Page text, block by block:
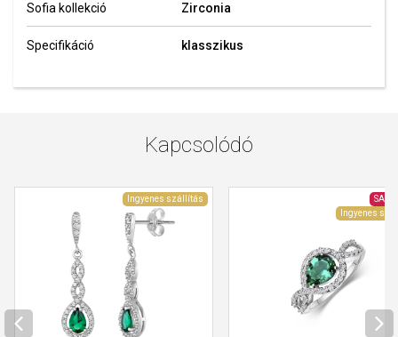
Sofia kollekció Zirconia
Specifikáció klasszikus
Kapcsolódó
Ingyenes szállítás SALE
Ingyenes